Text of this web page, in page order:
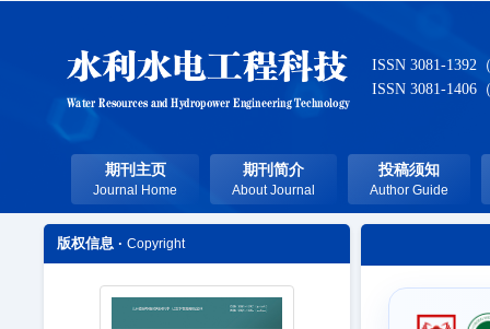
ISSN 3081-1392
ISSN 3081-1406
期刊主页
Journal Home
期刊简介
About Journal
投稿须知
Author Guide
版权信息 · Copyright